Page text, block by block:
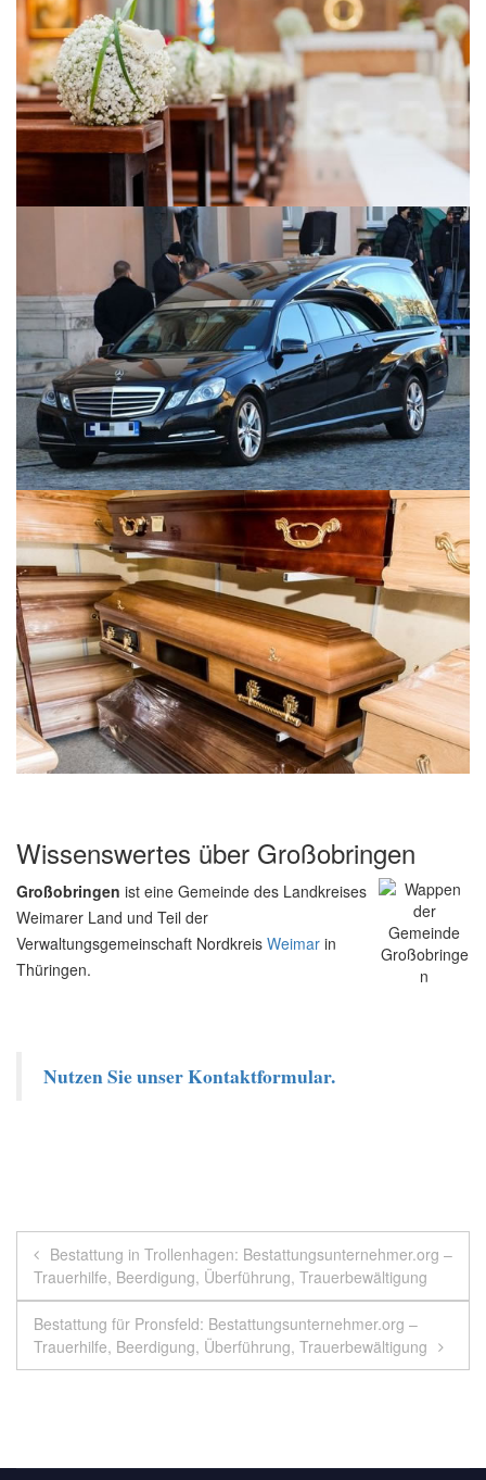
Wissenswertes über Großobringen
Großobringen ist eine Gemeinde des Landkreises
Weimarer Land und Teil der
Verwaltungsgemeinschaft Nordkreis Weimar in
Thüringen.
Nutzen Sie unser Kontaktformular.
Beitragsnavigation
Bestattung in Trollenhagen: Bestattungsunternehmer.org –
Trauerhilfe, Beerdigung, Überführung, Trauerbewältigung
Bestattung für Pronsfeld: Bestattungsunternehmer.org –
Trauerhilfe, Beerdigung, Überführung, Trauerbewältigung